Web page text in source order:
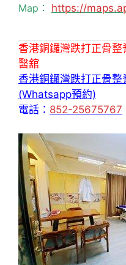
Map： https://
香港銅鑼灣跌打正骨
醫舘
香港銅鑼灣跌打正骨
(Whatsapp預約)
電話： 852-25675767